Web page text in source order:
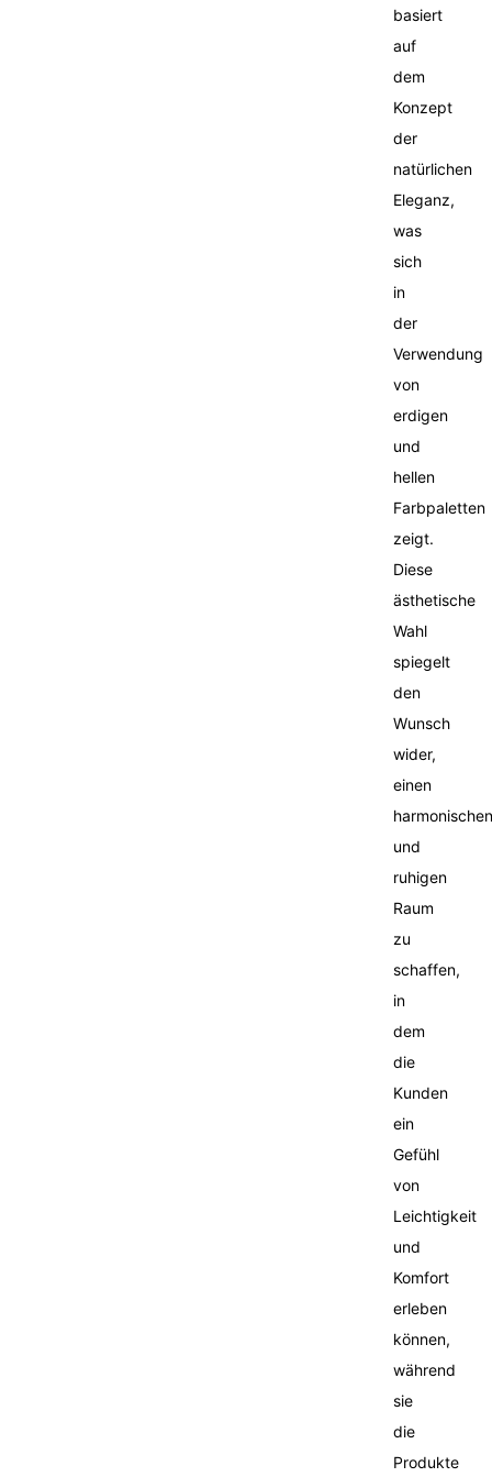
basiert
auf
dem
Konzept
der
natürlichen
Eleganz,
was
sich
in
der
Verwendung
von
erdigen
und
hellen
Farbpaletten
zeigt.
Diese
ästhetische
Wahl
spiegelt
den
Wunsch
wider,
einen
harmonischen
und
ruhigen
Raum
zu
schaffen,
in
dem
die
Kunden
ein
Gefühl
von
Leichtigkeit
und
Komfort
erleben
können,
während
sie
die
Produkte